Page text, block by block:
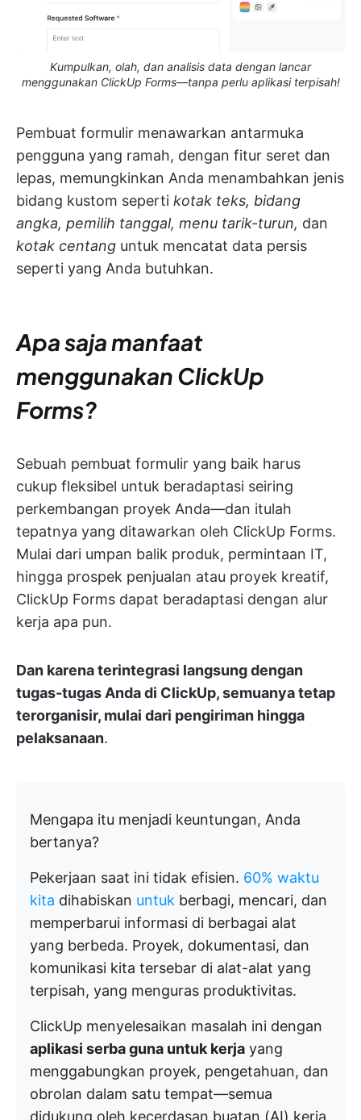
Kumpulkan, olah, dan analisis data dengan lancar
menggunakan ClickUp Forms—tanpa perlu aplikasi terpisah!
Pembuat formulir menawarkan antarmuka
pengguna yang ramah, dengan fitur seret dan
lepas, memungkinkan Anda menambahkan jenis
bidang kustom seperti kotak teks, bidang
angka, pemilih tanggal, menu tarik-turun, dan
kotak centang untuk mencatat data persis
seperti yang Anda butuhkan.
Apa saja manfaat
menggunakan ClickUp
Forms?
Sebuah pembuat formulir yang baik harus
cukup fleksibel untuk beradaptasi seiring
perkembangan proyek Anda—dan itulah
tepatnya yang ditawarkan oleh ClickUp Forms.
Mulai dari umpan balik produk, permintaan IT,
hingga prospek penjualan atau proyek kreatif,
ClickUp Forms dapat beradaptasi dengan alur
kerja apa pun.
Dan karena terintegrasi langsung dengan
tugas-tugas Anda di ClickUp, semuanya tetap
terorganisir, mulai dari pengiriman hingga
pelaksanaan.
Mengapa itu menjadi keuntungan, Anda
bertanya?
Pekerjaan saat ini tidak efisien. 60% waktu
kita dihabiskan untuk berbagi, mencari, dan
memperbarui informasi di berbagai alat
yang berbeda. Proyek, dokumentasi, dan
komunikasi kita tersebar di alat-alat yang
terpisah, yang menguras produktivitas.
ClickUp menyelesaikan masalah ini dengan
aplikasi serba guna untuk kerja yang
menggabungkan proyek, pengetahuan, dan
obrolan dalam satu tempat—semua
didukung oleh kecerdasan buatan (AI) kerja